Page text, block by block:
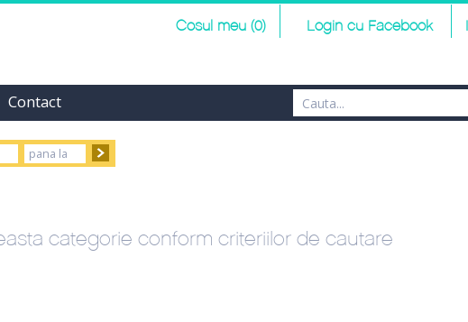
Cosul meu (0) Login cu Facebook
Contact
categorie conform criteriilor de cautare